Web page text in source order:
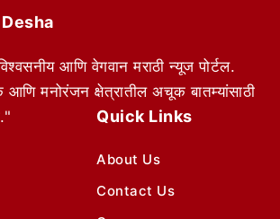
आणि वेगवान मराठी न्यूज पोर्टल.
आणि मनोरंजन क्षेत्रातील अचूक बातम्यांसाठी
Quick Links
About Us
Contact Us